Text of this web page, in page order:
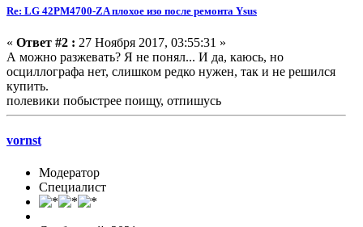
Re: LG 42PM4700-ZA плохое изо после ремонта Ysus
« Ответ #2 : 27 Ноября 2017, 03:55:31 »
А можно разжевать? Я не понял... И да, каюсь, но
осциллографа нет, слишком редко нужен, так и не решился
купить.
полевики побыстрее поищу, отпишусь
vornst
Модератор
Специалист